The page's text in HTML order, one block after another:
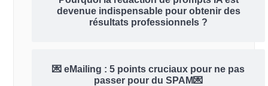
devenue indispensable pour obtenir des
résultats professionnels ?
💌 eMailing : 5 points cruciaux pour ne pas
passer pour du SPAM💌